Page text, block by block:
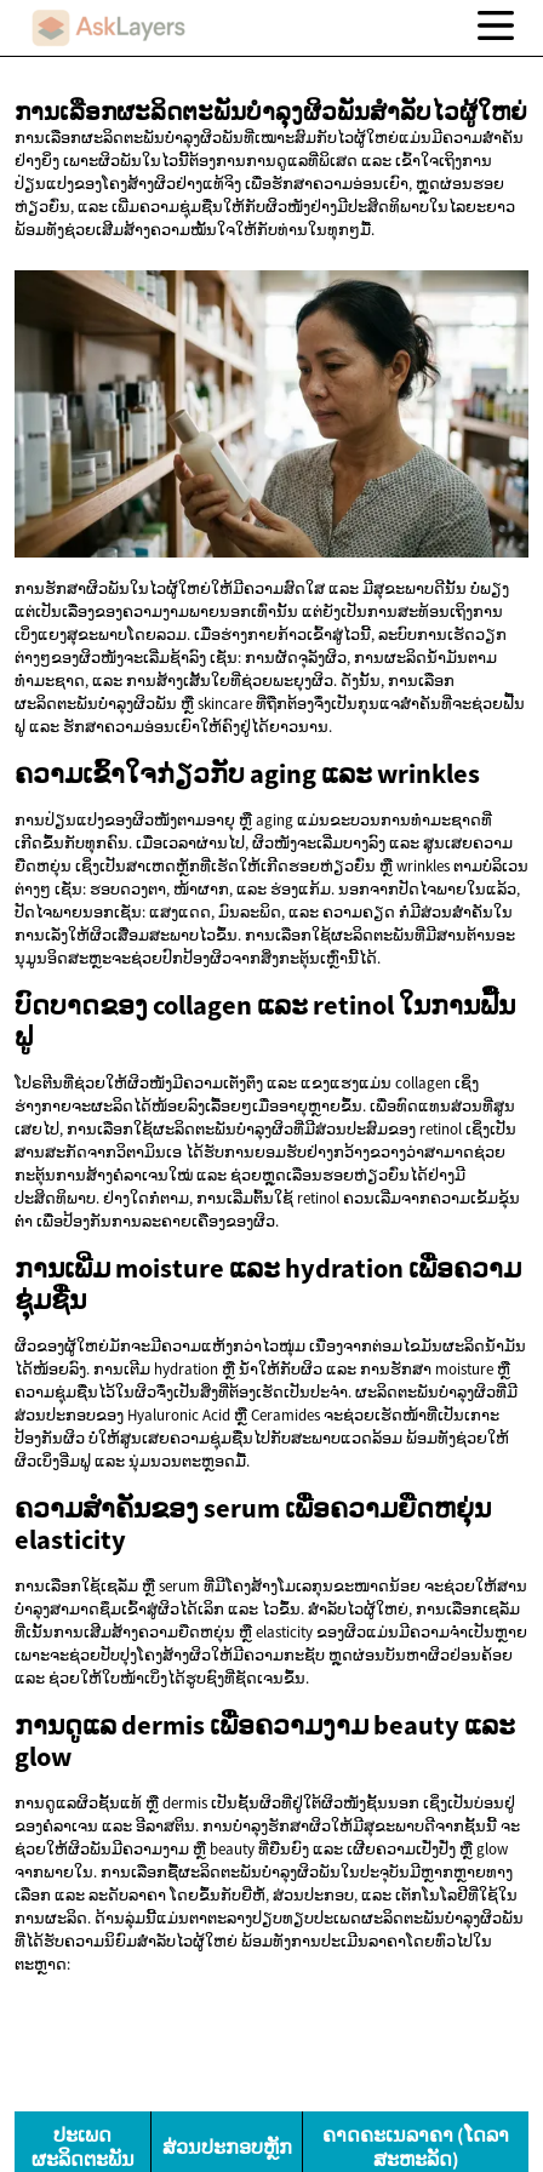
ການເລືອກຜະລິດຕະພັນບຳລຸງຜິວພັນສຳລັບໄວຜູ້ໃຫຍ່
ການເລືອກຜະລິດຕະພັນບຳລຸງຜິວພັນທີ່ເໝາະສົມກັບໄວຜູ້ໃຫຍ່ແມ່ນມີຄວາມສຳຄັນ
ຢ່າງຍິ່ງ ເພາະຜິວພັນໃນໄວນີ້ຕ້ອງການການດູແລທີ່ພິເສດ ແລະ ເຂົ້າໃຈເຖິງການ
ປ່ຽນແປງຂອງໂຄງສ້າງຜິວຢ່າງແທ້ຈິງ ເພື່ອຮັກສາຄວາມອ່ອນເຍົາ, ຫຼຸດຜ່ອນຮອຍ
ຫ່ຽວຍົ່ນ, ແລະ ເພີ່ມຄວາມຊຸ່ມຊື່ນໃຫ້ກັບຜິວໜັງຢ່າງມີປະສິດທິພາບໃນໄລຍະຍາວ
ພ້ອມທັງຊ່ວຍເສີມສ້າງຄວາມໝັ້ນໃຈໃຫ້ກັບທ່ານໃນທຸກໆມື້.
ການຮັກສາຜິວພັນໃນໄວຜູ້ໃຫຍ່ໃຫ້ມີຄວາມສົດໃສ ແລະ ມີສຸຂະພາບດີນັ້ນ ບໍ່ພຽງ
ແຕ່ເປັນເລື່ອງຂອງຄວາມງາມພາຍນອກເທົ່ານັ້ນ ແຕ່ຍັງເປັນການສະທ້ອນເຖິງການ
ເບິ່ງແຍງສຸຂະພາບໂດຍລວມ. ເມື່ອຮ່າງກາຍກ້າວເຂົ້າສູ່ໄວນີ້, ລະບົບການເຮັດວຽກ
ຕ່າງໆຂອງຜິວໜັງຈະເລີ່ມຊ້າລົງ ເຊັ່ນ: ການຜັດຈຸລັງຜິວ, ການຜະລິດນ້ຳມັນຕາມ
ທຳມະຊາດ, ແລະ ການສ້າງເສັ້ນໃຍທີ່ຊ່ວຍພະຍຸງຜິວ. ດັ່ງນັ້ນ, ການເລືອກ
ຜະລິດຕະພັນບຳລຸງຜິວພັນ ຫຼື skincare ທີ່ຖືກຕ້ອງຈຶ່ງເປັນກຸນແຈສຳຄັນທີ່ຈະຊ່ວຍຟື້ນ
ຟູ ແລະ ຮັກສາຄວາມອ່ອນເຍົາໃຫ້ຄົງຢູ່ໄດ້ຍາວນານ.
ຄວາມເຂົ້າໃຈກ່ຽວກັບ aging ແລະ wrinkles
ການປ່ຽນແປງຂອງຜິວໜັງຕາມອາຍຸ ຫຼື aging ແມ່ນຂະບວນການທຳມະຊາດທີ່
ເກີດຂຶ້ນກັບທຸກຄົນ. ເມື່ອເວລາຜ່ານໄປ, ຜິວໜັງຈະເລີ່ມບາງລົງ ແລະ ສູນເສຍຄວາມ
ຍືດຫຍຸ່ນ ເຊິ່ງເປັນສາເຫດຫຼັກທີ່ເຮັດໃຫ້ເກີດຮອຍຫ່ຽວຍົ່ນ ຫຼື wrinkles ຕາມບໍລິເວນ
ຕ່າງໆ ເຊັ່ນ: ຮອບດວງຕາ, ໜ້າຜາກ, ແລະ ຮ່ອງແກ້ມ. ນອກຈາກປັດໄຈພາຍໃນແລ້ວ,
ປັດໄຈພາຍນອກເຊັ່ນ: ແສງແດດ, ມົນລະພິດ, ແລະ ຄວາມຄຽດ ກໍມີສ່ວນສຳຄັນໃນ
ການເລັ່ງໃຫ້ຜິວເສື່ອມສະພາບໄວຂຶ້ນ. ການເລືອກໃຊ້ຜະລິດຕະພັນທີ່ມີສານຕ້ານອະ
ນຸມູນອິດສະຫຼະຈະຊ່ວຍປົກປ້ອງຜິວຈາກສິ່ງກະຕຸ້ນເຫຼົ່ານີ້ໄດ້.
ບົດບາດຂອງ collagen ແລະ retinol ໃນການຟື້ນ
ຟູ
ໂປຣຕີນທີ່ຊ່ວຍໃຫ້ຜິວໜັງມີຄວາມເຕັ່ງຕຶງ ແລະ ແຂງແຮງແມ່ນ collagen ເຊິ່ງ
ຮ່າງກາຍຈະຜະລິດໄດ້ໜ້ອຍລົງເລື້ອຍໆເມື່ອອາຍຸຫຼາຍຂຶ້ນ. ເພື່ອທົດແທນສ່ວນທີ່ສູນ
ເສຍໄປ, ການເລືອກໃຊ້ຜະລິດຕະພັນບຳລຸງຜິວທີ່ມີສ່ວນປະສົມຂອງ retinol ເຊິ່ງເປັນ
ສານສະກັດຈາກວິຕາມິນເອ ໄດ້ຮັບການຍອມຮັບຢ່າງກວ້າງຂວາງວ່າສາມາດຊ່ວຍ
ກະຕຸ້ນການສ້າງຄໍລາເຈນໃໝ່ ແລະ ຊ່ວຍຫຼຸດເລືອນຮອຍຫ່ຽວຍົ່ນໄດ້ຢ່າງມີ
ປະສິດທິພາບ. ຢ່າງໃດກໍຕາມ, ການເລີ່ມຕົ້ນໃຊ້ retinol ຄວນເລີ່ມຈາກຄວາມເຂັ້ມຂຸ້ນ
ຕ່ຳ ເພື່ອປ້ອງກັນການລະຄາຍເຄືອງຂອງຜິວ.
ການເພີ່ມ moisture ແລະ hydration ເພື່ອຄວາມ
ຊຸ່ມຊື່ນ
ຜິວຂອງຜູ້ໃຫຍ່ມັກຈະມີຄວາມແຫ້ງກວ່າໄວໜຸ່ມ ເນື່ອງຈາກຕ່ອມໄຂມັນຜະລິດນ້ຳມັນ
ໄດ້ໜ້ອຍລົງ. ການເຕີມ hydration ຫຼື ນ້ຳໃຫ້ກັບຜິວ ແລະ ການຮັກສາ moisture ຫຼື
ຄວາມຊຸ່ມຊື່ນໄວ້ໃນຜິວຈຶ່ງເປັນສິ່ງທີ່ຕ້ອງເຮັດເປັນປະຈຳ. ຜະລິດຕະພັນບຳລຸງຜິວທີ່ມີ
ສ່ວນປະກອບຂອງ Hyaluronic Acid ຫຼື Ceramides ຈະຊ່ວຍເຮັດໜ້າທີ່ເປັນເກາະ
ປ້ອງກັນຜິວ ບໍ່ໃຫ້ສູນເສຍຄວາມຊຸ່ມຊື່ນໄປກັບສະພາບແວດລ້ອມ ພ້ອມທັງຊ່ວຍໃຫ້
ຜິວເບິ່ງອີ່ມຟູ ແລະ ນຸ່ມນວນຕະຫຼອດມື້.
ຄວາມສຳຄັນຂອງ serum ເພື່ອຄວາມຍືດຫຍຸ່ນ
elasticity
ການເລືອກໃຊ້ເຊລັ່ມ ຫຼື serum ທີ່ມີໂຄງສ້າງໂມເລກຸນຂະໜາດນ້ອຍ ຈະຊ່ວຍໃຫ້ສານ
ບຳລຸງສາມາດຊຶມເຂົ້າສູ່ຜິວໄດ້ເລິກ ແລະ ໄວຂຶ້ນ. ສຳລັບໄວຜູ້ໃຫຍ່, ການເລືອກເຊລັ່ມ
ທີ່ເນັ້ນການເສີມສ້າງຄວາມຍືດຫຍຸ່ນ ຫຼື elasticity ຂອງຜິວແມ່ນມີຄວາມຈຳເປັນຫຼາຍ
ເພາະຈະຊ່ວຍປັບປຸງໂຄງສ້າງຜິວໃຫ້ມີຄວາມກະຊັບ ຫຼຸດຜ່ອນບັນຫາຜິວຢ່ອນຄ້ອຍ
ແລະ ຊ່ວຍໃຫ້ໃບໜ້າເບິ່ງໄດ້ຮູບຊົງທີ່ຊັດເຈນຂຶ້ນ.
ການດູແລ dermis ເພື່ອຄວາມງາມ beauty ແລະ
glow
ການດູແລຜິວຊັ້ນແທ້ ຫຼື dermis ເປັນຊັ້ນຜິວທີ່ຢູ່ໃຕ້ຜິວໜັງຊັ້ນນອກ ເຊິ່ງເປັນບ່ອນຢູ່
ຂອງຄໍລາເຈນ ແລະ ອີລາສຕິນ. ການບຳລຸງຮັກສາຜິວໃຫ້ມີສຸຂະພາບດີຈາກຊັ້ນນີ້ ຈະ
ຊ່ວຍໃຫ້ຜິວພັນມີຄວາມງາມ ຫຼື beauty ທີ່ຍືນຍົງ ແລະ ເຜີຍຄວາມເປັ່ງປັ່ງ ຫຼື glow
ຈາກພາຍໃນ. ການເລືອກຊື້ຜະລິດຕະພັນບຳລຸງຜິວພັນໃນປະຈຸບັນມີຫຼາກຫຼາຍທາງ
ເລືອກ ແລະ ລະດັບລາຄາ ໂດຍຂຶ້ນກັບຍີ່ຫໍ້, ສ່ວນປະກອບ, ແລະ ເຕັກໂນໂລຢີທີ່ໃຊ້ໃນ
ການຜະລິດ. ດ້ານລຸ່ມນີ້ແມ່ນຕາຕະລາງປຽບທຽບປະເພດຜະລິດຕະພັນບຳລຸງຜິວພັນ
ທີ່ໄດ້ຮັບຄວາມນິຍົມສຳລັບໄວຜູ້ໃຫຍ່ ພ້ອມທັງການປະເມີນລາຄາໂດຍທົ່ວໄປໃນ
ຕະຫຼາດ:
ປະເພດ
ຜະລິດຕະພັນ
ສ່ວນປະກອບຫຼັກ
ຄາດຄະເນລາຄາ (ໂດລາ
ສະຫະລັດ)